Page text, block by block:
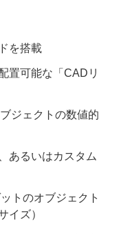
を搭載
置可能な「CADリ
ジェクトの数値的
あるいはカスタム
トのオブジェクト
イズ）